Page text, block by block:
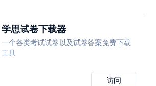
学思试卷下载器
一个各类考试试卷以及试卷答案免费下载
工具
访问